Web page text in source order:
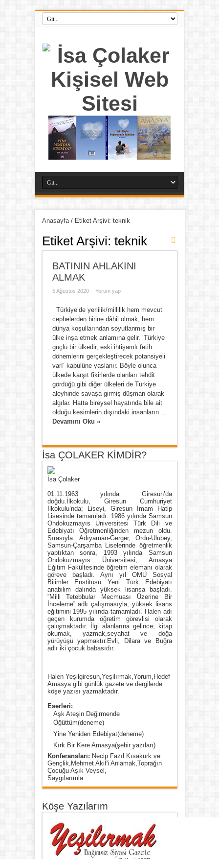
Anasayfa/ Etiket Arşivi: teknik
Etiket Arşivi: teknik
BATININ AHLAKINI
ALMAK
5 Ağustos 2020 Yorum yap
Türkiye’de yerlilik/millilik hem mevcut
cephelerden birine dâhil olmak, hem
dünya koşullarından soyutlanmış bir
ülke inşa etmek anlamına gelir. ‘Türkiye
güçlü bir ülkedir, eski ihtişamlı fetih
dönemlerini gerçekleştirecek potansiyeli
var!’ kabulüne yaslanır. Böyle olunca
ülkede karşıt fikirlerde olanları tehdit
gördüğü gibi diğer ülkeleri de Türkiye
aleyhinde savaşa girmiş düşman olarak
algılar. Hatta bireysel hayatında bile ait
olduğu kesimlerin dışındaki insanların ...
Devamını Oku »
İsa ÇOLAKER KİMDİR?
İsa Çolaker
01.11.1963 yılında Giresun’da
doğdu.İlkokulu, Giresun Cumhuriyet
İlkokulu’nda; Liseyi, Giresun İmam Hatip
Lisesinde tamamladı. 1986 yılında Samsun
Ondokuzmayıs Üniversitesi Türk Dili ve
Edebiyatı Öğretmenliğinden mezun oldu.
Sırasıyla: Adıyaman-Gerger, Ordu-Ulubey,
Samsun-Çarşamba Liselerinde öğretmenlik
yaptıktan sonra, 1993 yılında Samsun
Ondokuzmayıs Üniversitesi, Amasya
Eğitim Fakültesinde öğretim elemanı olarak
göreve başladı. Aynı yıl OMÜ Sosyal
Bilimler Enstitüsü Yeni Türk Edebiyatı
anabilim dalında yüksek lisansa başladı.
”Milli Tetebbular Mecmuası Üzerine Bir
İnceleme” adlı çalışmasıyla, yüksek lisans
eğitimini 1995 yılında tamamladı. Halen adı
geçen kurumda öğretim görevlisi olarak
çalışmaktadır. İlgi alanlarına gelince; kitap
okumak, yazmak,seyahat ve doğa
yürüyüşü yapmaktır.Evli, Dilara ve Buğra
adlı iki çocuk babasıdır.
Halen Yeşilgiresun,Yeşilırmak,Yorum,Hedef
Amasya gibi günlük gazete ve dergilerde
köşe yazısı yazmaktadır.
Eserleri:
Aşk Ateşin Değirmende
Öğüttüm(deneme)
Yine Yeniden Edebiyat(deneme)
Kırk Bir Kere Amasya(şehir yazıları)
Konferansları: Necip Fazıl Kısakürk ve
Gençlik,Mehmet Akif'i Anlamak,Toprağın
Çocuğu Aşık Veysel,
Saygılarımla.
Köşe Yazılarım